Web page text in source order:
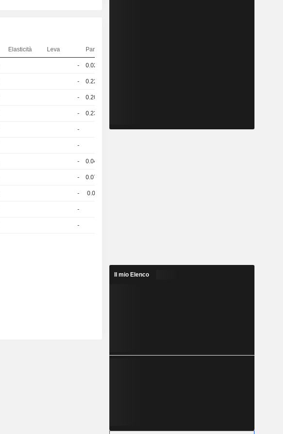
Elasticità Leva Parità
- 0.027
- 0.224
- 0.208
- 0.233
- 95,00EUR
-
- 0.047
- 0.073
- 0.09
-
-
Il mio Elenco